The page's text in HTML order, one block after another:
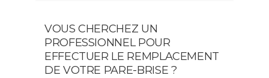
VOUS CHERCHEZ UN
PROFESSIONNEL POUR
EFFECTUER LE REMPLACEMENT
DE VOTRE PARE-BRISE ?